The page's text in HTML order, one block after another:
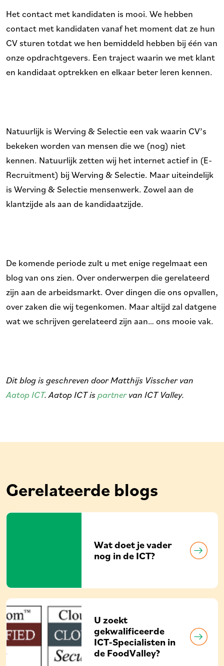
Het contact met kandidaten is mooi. We hebben
contact met kandidaten vanaf het moment dat ze hun
CV sturen totdat we hen bemiddeld hebben bij één van
onze opdrachtgevers. Een traject waarin we met klant
en kandidaat optrekken en elkaar beter leren kennen.
Natuurlijk is Werving & Selectie een vak waarin CV’s
bekeken worden van mensen die we (nog) niet
kennen. Natuurlijk zetten wij het internet actief in (E-
Recruitment) bij Werving & Selectie. Maar uiteindelijk
is Werving & Selectie mensenwerk. Zowel aan de
klantzijde als aan de kandidaatzijde.
De komende periode zult u met enige regelmaat een
blog van ons zien. Over onderwerpen die gerelateerd
zijn aan de arbeidsmarkt. Over dingen die ons opvallen,
over zaken die wij tegenkomen. Maar altijd zal datgene
wat we schrijven gerelateerd zijn aan… ons mooie vak.
Dit blog is geschreven door Matthijs Visscher van
Aatop ICT. Aatop ICT ispartnervan ICT Valley.
Gerelateerde blogs
Wat doet je vader
nog in de ICT?
U zoekt
gekwalificeerde
ICT-Specialisten in
de FoodValley?